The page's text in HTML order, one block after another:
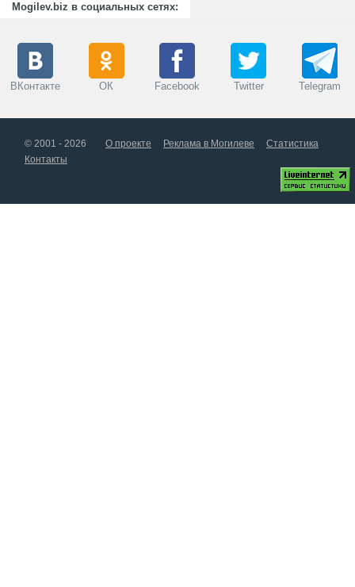
Mogilev.biz в социальных сетях:
ВКонтакте ОК Facebook Twitter Telegram
© 2001 - 2026 О проекте Реклама в Могилеве
Статистика
Контакты